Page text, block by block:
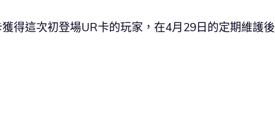
得這次初登場UR卡的玩家，在4月29日的定期維護